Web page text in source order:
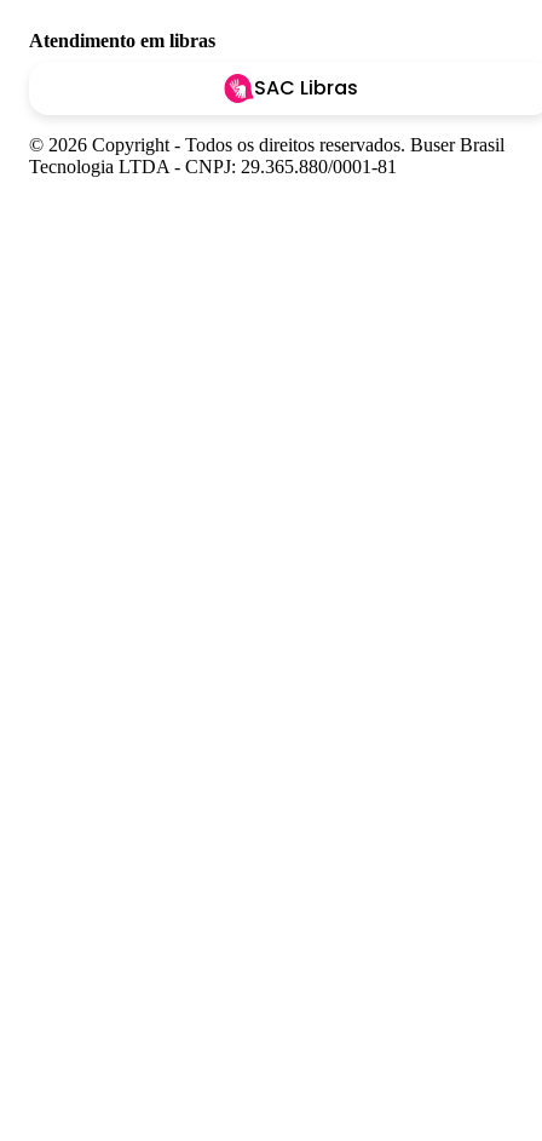
Atendimento em libras
SAC Libras
© 2026 Copyright - Todos os direitos reservados. Buser Brasil
Tecnologia LTDA - CNPJ: 29.365.880/0001-81